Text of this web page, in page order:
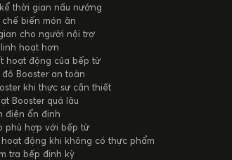
thời gian nấu nướng
biến món ăn
cho người nội trợ
hoạt hơn
hoạt động của bếp từ
Booster an toàn
khi thực sự cần thiết
Booster quá lâu
điện ổn định
phù hợp với bếp từ
động khi không có thực phẩm
tra bếp định kỳ